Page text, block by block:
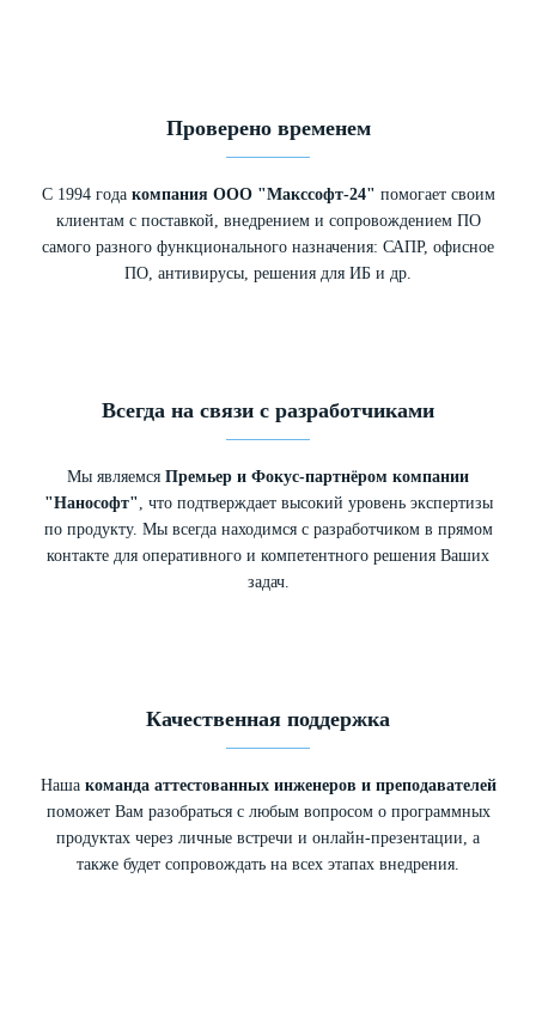
Проверено временем
С 1994 года компания ООО "Макссофт-24" помогает своим
клиентам с поставкой, внедрением и сопровождением ПО
самого разного функционального назначения: САПР, офисное
ПО, антивирусы, решения для ИБ и др.
Всегда на связи с разработчиками
Мы являемся Премьер и Фокус-партнёром компании
"Нанософт" , что подтверждает высокий уровень экспертизы
по продукту. Мы всегда находимся с разработчиком в прямом
контакте для оперативного и компетентного решения Ваших
задач.
Качественная поддержка
Наша команда аттестованных инженеров и преподавателей
поможет Вам разобраться с любым вопросом о программных
продуктах через личные встречи и онлайн-презентации, а
также будет сопровождать на всех этапах внедрения.